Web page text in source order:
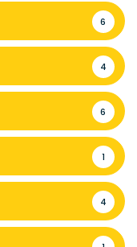
6
4
6
1
4